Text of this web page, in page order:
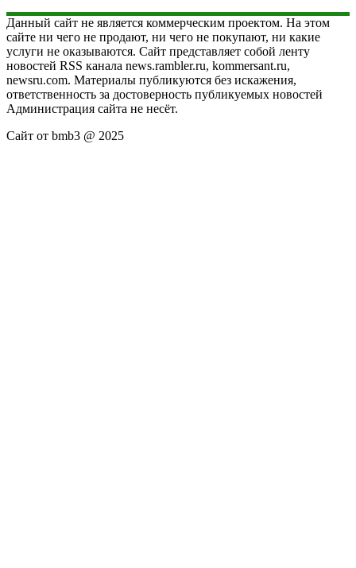
Данный сайт не является коммерческим проектом. На этом
сайте ни чего не продают, ни чего не покупают, ни какие
услуги не оказываются. Сайт представляет собой ленту
новостей RSS канала news.rambler.ru, kommersant.ru,
newsru.com. Материалы публикуются без искажения,
ответственность за достоверность публикуемых новостей
Администрация сайта не несёт.
Сайт от bmb3 @ 2025